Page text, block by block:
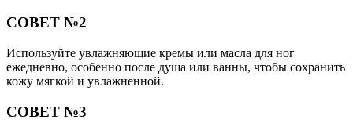
СОВЕТ №2
Используйте увлажняющие кремы или масла для ног
ежедневно, особенно после душа или ванны, чтобы сохранить
кожу мягкой и увлажненной.
СОВЕТ №3